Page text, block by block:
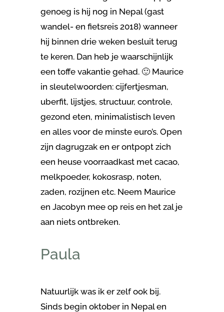
genoeg is hij nog in Nepal (gast
wandel- en fietsreis 2018) wanneer
hij binnen drie weken besluit terug
te keren. Dan heb je waarschijnlijk
een toffe vakantie gehad. 🙂 Maurice
in sleutelwoorden: cijfertjesman,
uberfit, lijstjes, structuur, controle,
gezond eten, minimalistisch leven
en alles voor de minste euro’s. Open
zijn dagrugzak en er ontpopt zich
een heuse voorraadkast met cacao,
melkpoeder, kokosrasp, noten,
zaden, rozijnen etc. Neem Maurice
en Jacobyn mee op reis en het zal je
aan niets ontbreken.
Paula
Natuurlijk was ik er zelf ook bij.
Sinds begin oktober in Nepal en